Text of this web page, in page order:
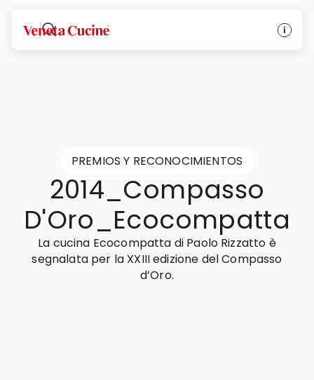
Veneta Cucine
PREMIOS Y RECONOCIMIENTOS
2014_Compasso
D'Oro_Ecocompatta
La cucina Ecocompatta di Paolo Rizzatto è
segnalata per la XXIII edizione del Compasso
d’Oro.